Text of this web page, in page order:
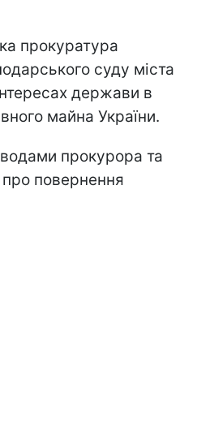
прокуратура
суду міста
держави в
майна України.
прокурора та
повернення